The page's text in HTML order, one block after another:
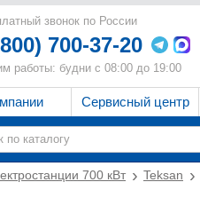
звонок по России
700-37-20
работы: будни с 08:00 до 19:00
Сервисный центр
700 кВт Teksan